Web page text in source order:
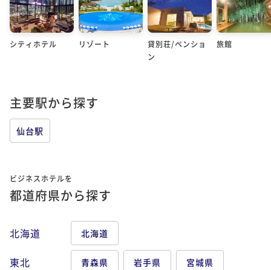
シティホテル リゾート
貸別荘/ペンショ
ン
旅館
主要駅から探す
仙台駅
ビジネスホテルを
都道府県から探す
北海道 北海道
東北 青森県 岩手県 宮城県